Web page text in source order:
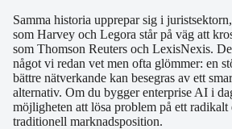
Samma historia upprepar sig i
som Harvey och Legora står på väg att
som Thomson Reuters och LexisNexis.
något vi redan vet men ofta glömmer: en
bättre nätverkande kan besegras av ett
alternativ. Om du bygger enterprise AI i
möjligheten att lösa problem på ett radikalt
traditionell marknadsposition.